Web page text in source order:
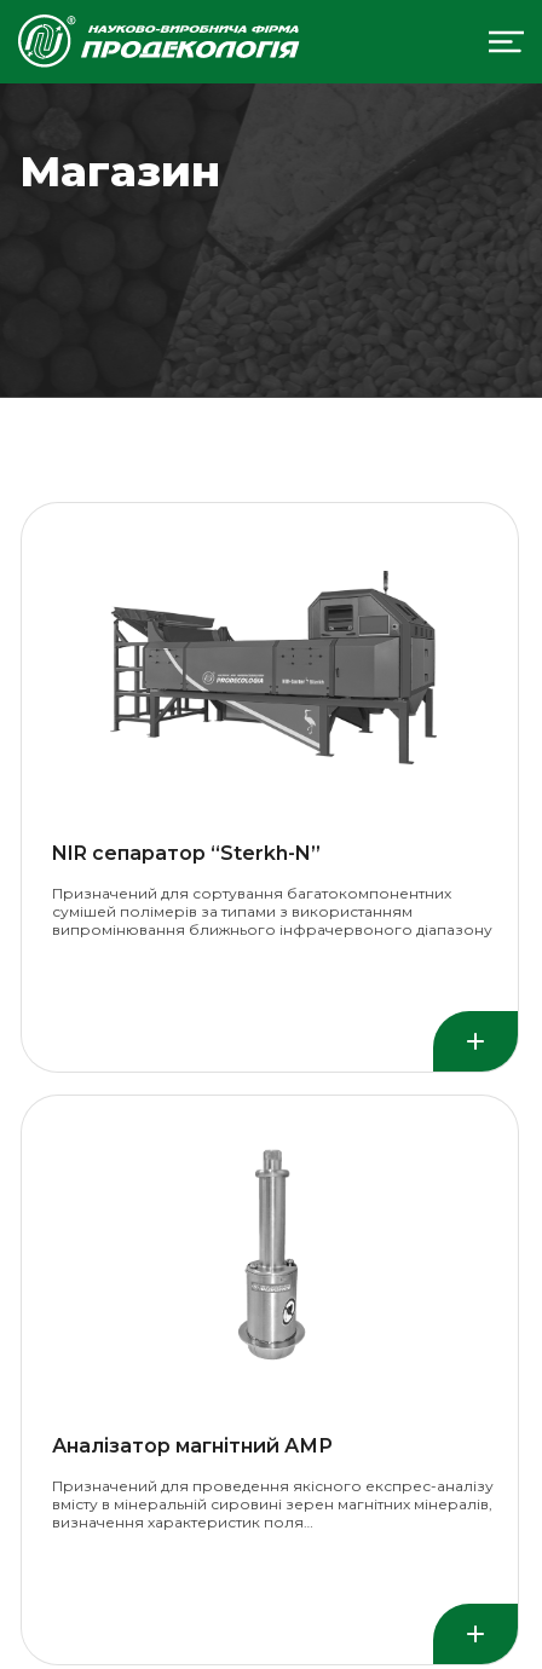
Магазин
NIR сепаратор “Sterkh-N”
Призначений для сортування багатокомпонентних
сумішей полімерів за типами з використанням
випромінювання ближнього інфрачервоного діапазону
Аналізатор магнітний АМР
Призначений для проведення якісного експрес-аналізу
вмісту в мінеральній сировині зерен магнітних мінералів,
визначення характеристик поля…